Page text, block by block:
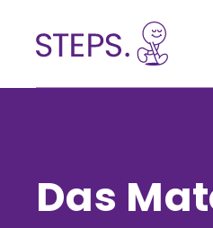
Zum Inhalt
Das